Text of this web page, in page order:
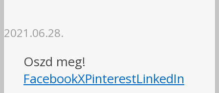
2021.06.28.
Oszd meg!
FacebookXPinterestLinkedIn